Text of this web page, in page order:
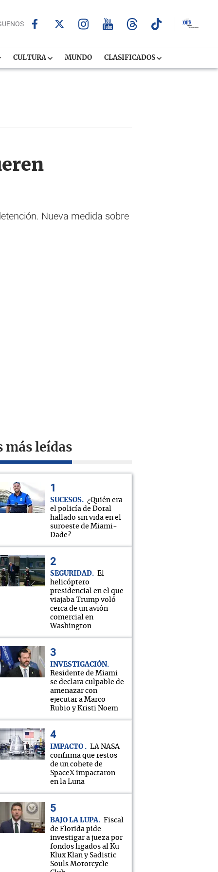
CULTURA MUNDO CLASIFICADOS
Nueva medida sobre
más leídas
SUCESOS
¿Quién era
el policía de Doral
hallado sin vida en el
suroeste de Miami-
Dade?
SEGURIDAD
El
helicóptero
presidencial en el que
viajaba Trump voló
cerca de un avión
comercial en
Washington
INVESTIGACIÓN
Residente de Miami
se declara culpable de
amenazar con
ejecutar a Marco
Rubio y Kristi Noem
IMPACTO
LA NASA
confirma que restos
de un cohete de
SpaceX impactaron
en la Luna
BAJO LA LUPA
Fiscal
de Florida pide
investigar a jueza por
fondos ligados al Ku
Klux Klan y Sadistic
Souls Motorcycle